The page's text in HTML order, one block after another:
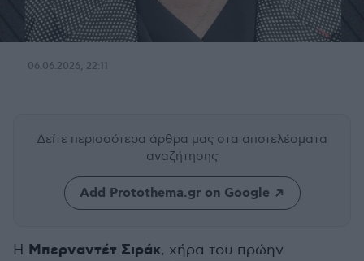
06.06.2026, 22:11
Δείτε περισσότερα άρθρα μας στα αποτελέσματα
αναζήτησης
Add Protothema.gr on Google
Η Μπερναντέτ Σιράκ, χήρα του πρώην